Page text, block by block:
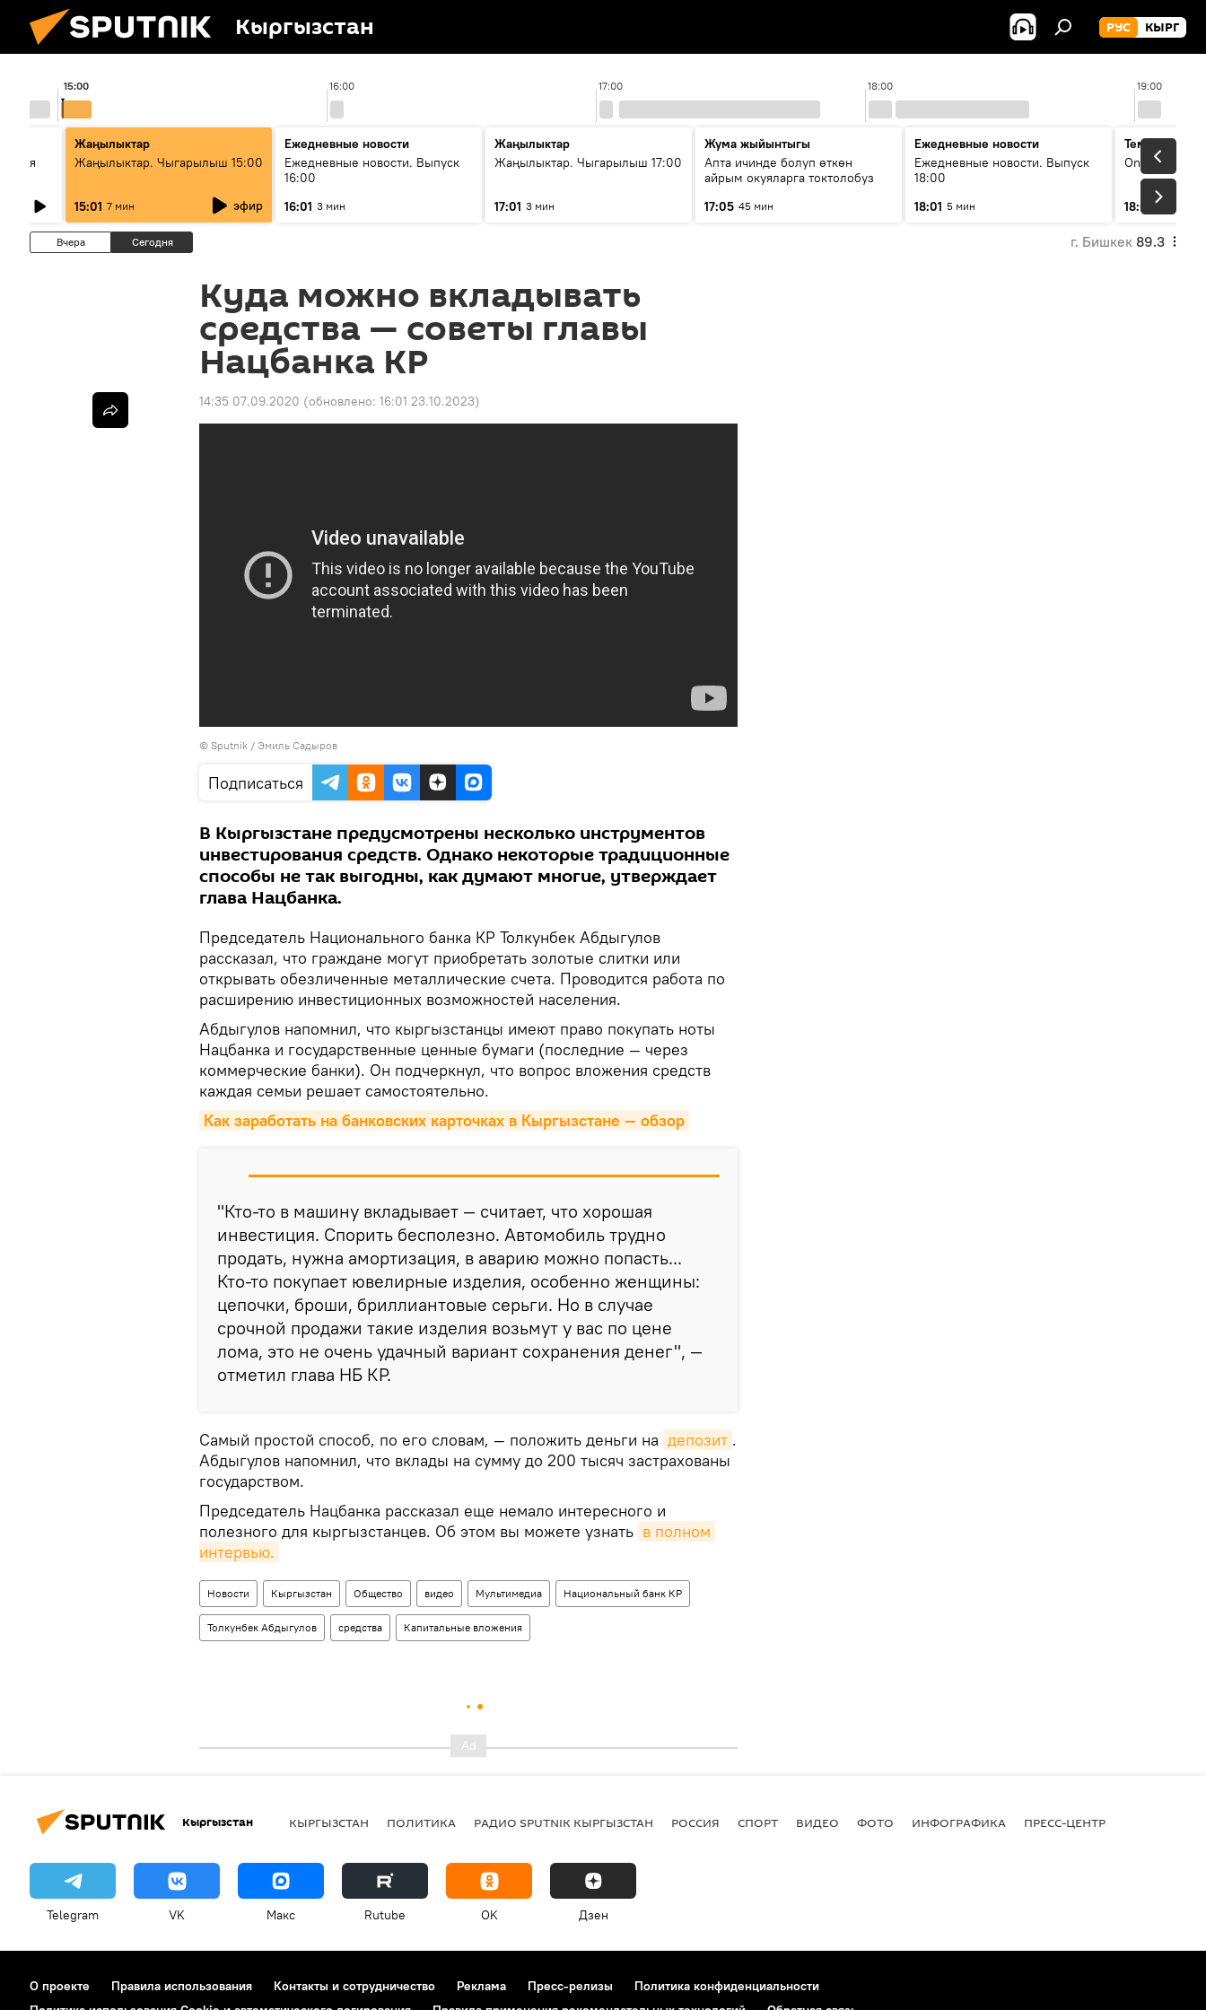
Кыргызстан РУС КЫРГ
16:00 17:00 18:00 19:00
15:00
Жаңылыктар
Жаңылыктар. Чыгарылыш 15:00
15:01 7 мин эфир
Ежедневные новости
Ежедневные новости. Выпуск
16:00
16:01 3 мин
Жаңылыктар
Жаңылыктар. Чыгарылыш 17:00
17:01 3 мин
Жума жыйынтыгы
Апта ичинде болуп өткөн
айрым окуяларга токтолобуз
17:05 45 мин
Ежедневные новости
Ежедневные новости. Выпуск
18:00
18:01 5 мин
Тема дня
On air
18:07
Вчера Сегодня г. Бишкек 89.3
Куда можно вкладывать
средства — советы главы
Нацбанка КР
14:35 07.09.2020 (обновлено: 16:01 23.10.2023)
© Sputnik / Эмиль Садыров
Подписаться
В Кыргызстане предусмотрены несколько инструментов
инвестирования средств. Однако некоторые традиционные
способы не так выгодны, как думают многие, утверждает
глава Нацбанка.
Председатель Национального банка КР Толкунбек Абдыгулов
рассказал, что граждане могут приобретать золотые слитки или
открывать обезличенные металлические счета. Проводится работа по
расширению инвестиционных возможностей населения.
Абдыгулов напомнил, что кыргызстанцы имеют право покупать ноты
Нацбанка и государственные ценные бумаги (последние — через
коммерческие банки). Он подчеркнул, что вопрос вложения средств
каждая семьи решает самостоятельно.
Как заработать на банковских карточках в Кыргызстане — обзор
"Кто-то в машину вкладывает — считает, что хорошая
инвестиция. Спорить бесполезно. Автомобиль трудно
продать, нужна амортизация, в аварию можно попасть...
Кто-то покупает ювелирные изделия, особенно женщины:
цепочки, броши, бриллиантовые серьги. Но в случае
срочной продажи такие изделия возьмут у вас по цене
лома, это не очень удачный вариант сохранения денег", —
отметил глава НБ КР.
Самый простой способ, по его словам, — положить деньги на депозит .
Абдыгулов напомнил, что вклады на сумму до 200 тысяч застрахованы
государством.
Председатель Нацбанка рассказал еще немало интересного и
полезного для кыргызстанцев. Об этом вы можете узнать в полном
интервью.
Новости Кыргызстан Общество видео Мультимедиа Национальный банк КР
Толкунбек Абдыгулов средства Капитальные вложения
Кыргызстан КЫРГЫЗСТАН ПОЛИТИКА РАДИО SPUTNIK КЫРГЫЗСТАН РОССИЯ СПОРТ ВИДЕО ФОТО ИНФОГРАФИКА ПРЕСС-ЦЕНТР
Telegram VK Макс Rutube OK Дзен
О проекте Правила использования Контакты и сотрудничество Реклама Пресс-релизы
Политика конфиденциальности